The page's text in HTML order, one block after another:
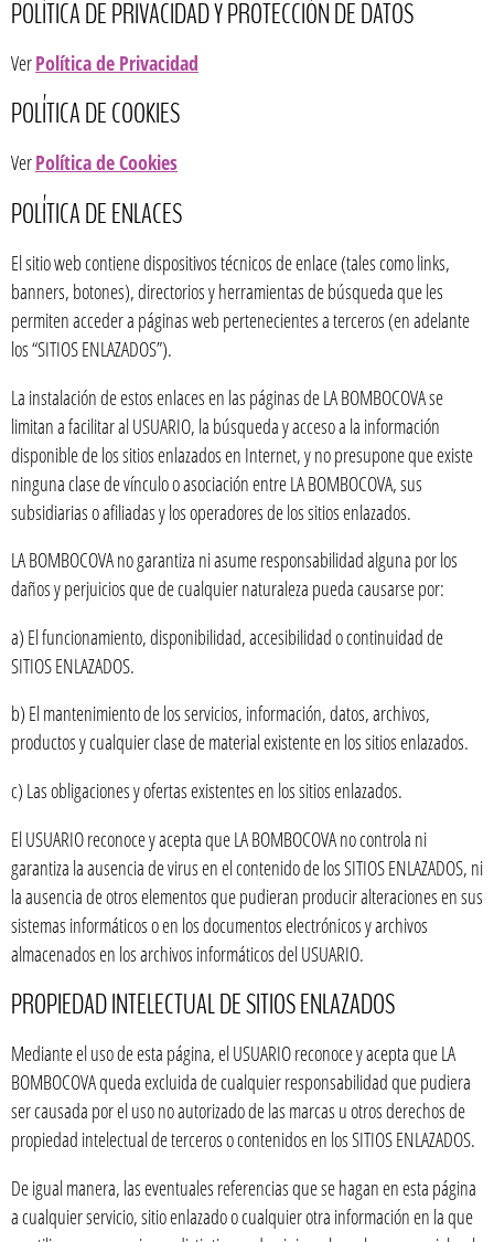
POLÍTICA DE PRIVACIDAD Y PROTECCIÓN DE DATOS
VerPolítica de Privacidad
POLÍTICA DE COOKIES
VerPolítica de Cookies
POLÍTICA DE ENLACES
El sitio web contiene dispositivos técnicos de enlace (tales como links,
banners, botones), directorios y herramientas de búsqueda que les
permiten acceder a páginas web pertenecientes a terceros (en adelante
los “SITIOS ENLAZADOS”).
La instalación de estos enlaces en las páginas de LA BOMBOCOVA se
limitan a facilitar al USUARIO, la búsqueda y acceso a la información
disponible de los sitios enlazados en Internet, y no presupone que existe
ninguna clase de vínculo o asociación entre LA BOMBOCOVA, sus
subsidiarias o afiliadas y los operadores de los sitios enlazados.
LA BOMBOCOVA no garantiza ni asume responsabilidad alguna por los
daños y perjuicios que de cualquier naturaleza pueda causarse por:
a) El funcionamiento, disponibilidad, accesibilidad o continuidad de
SITIOS ENLAZADOS.
b) El mantenimiento de los servicios, información, datos, archivos,
productos y cualquier clase de material existente en los sitios enlazados.
c) Las obligaciones y ofertas existentes en los sitios enlazados.
El USUARIO reconoce y acepta que LA BOMBOCOVA no controla ni
garantiza la ausencia de virus en el contenido de los SITIOS ENLAZADOS, ni
la ausencia de otros elementos que pudieran producir alteraciones en sus
sistemas informáticos o en los documentos electrónicos y archivos
almacenados en los archivos informáticos del USUARIO.
PROPIEDAD INTELECTUAL DE SITIOS ENLAZADOS
Mediante el uso de esta página, el USUARIO reconoce y acepta que LA
BOMBOCOVA queda excluida de cualquier responsabilidad que pudiera
ser causada por el uso no autorizado de las marcas u otros derechos de
propiedad intelectual de terceros o contenidos en los SITIOS ENLAZADOS.
De igual manera, las eventuales referencias que se hagan en esta página
a cualquier servicio, sitio enlazado o cualquier otra información en la que